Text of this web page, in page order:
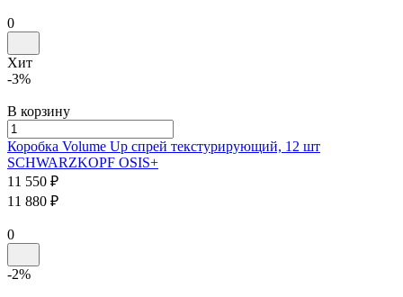
0
Хит
-3%
В корзину
Коробка Volume Up спрей текстурирующий, 12 шт
SCHWARZKOPF OSIS+
11 550 ₽
11 880 ₽
0
-2%